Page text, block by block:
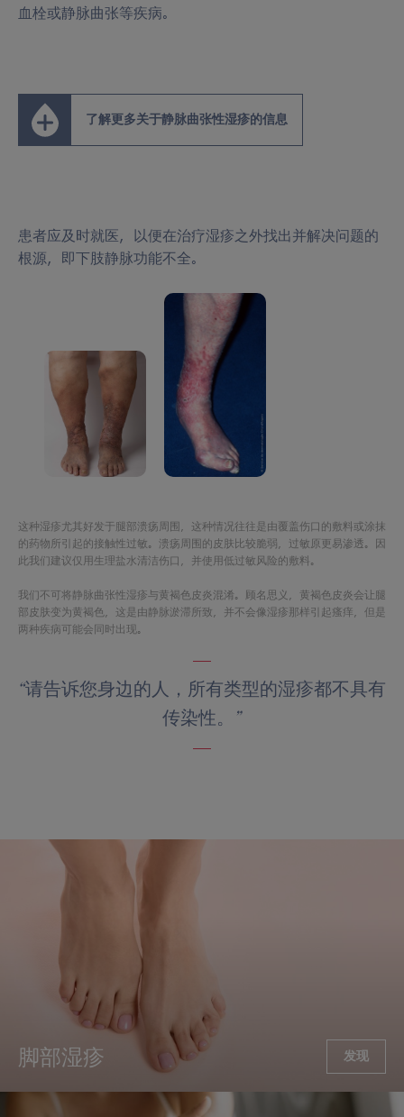
血栓或静脉曲张等疾病。
了解更多关于静脉曲张性湿疹的信息
患者应及时就医，以便在治疗湿疹之外找出并解决问题的
根源，即下肢静脉功能不全。
这种湿疹尤其好发于腿部溃疡周围，这种情况往往是由覆盖伤口的敷料或涂抹
的药物所引起的接触性过敏。溃疡周围的皮肤比较脆弱，过敏原更易渗透。因
此我们建议仅用生理盐水清洁伤口，并使用低过敏风险的敷料。
我们不可将静脉曲张性湿疹与黄褐色皮炎混淆。顾名思义，黄褐色皮炎会让腿
部皮肤变为黄褐色，这是由静脉淤滞所致，并不会像湿疹那样引起瘙痒，但是
两种疾病可能会同时出现。
“请告诉您身边的人，所有类型的湿疹都不具有
传染性。”
脚部湿疹 发现